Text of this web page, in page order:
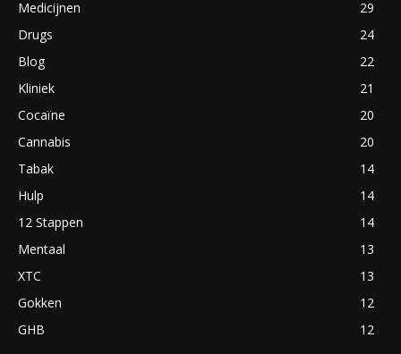
Medicijnen
29
Drugs
24
Blog
22
Kliniek
21
Cocaïne
20
Cannabis
20
Tabak
14
Hulp
14
12 Stappen
14
Mentaal
13
XTC
13
Gokken
12
GHB
12